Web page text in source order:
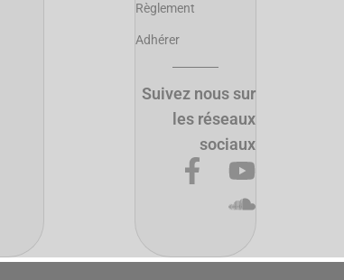
Règlement
Adhérer
Suivez nous sur
les réseaux
sociaux